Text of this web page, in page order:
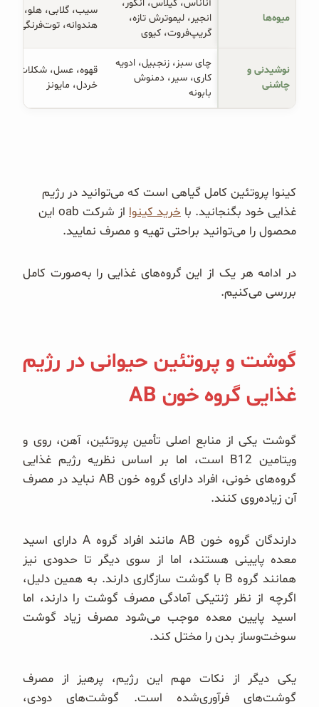
میوه‌ها
آناناس، گیلاس، انگور،
انجیر، لیموترش تازه،
گریپ‌فروت، کیوی
سیب، گلابی، هلو،
هندوانه، توت‌فرنگی،
چاشنی
چای سبز، زنجبیل، ادویه
کاری، سیر، دمنوش
بابونه
قهوه، عسل، شکلات،
خردل، مایونز
کینوا پروتئین کامل گیاهی است که می‌توانید در رژیم
غذایی خود بگنجانید. با خرید کینوا
از شرکت oab این
محصول را می‌توانید براحتی تهیه و مصرف نمایید.
در ادامه هر یک از این گروه‌های غذایی را به‌صورت کامل
بررسی می‌کنیم.
گوشت و پروتئین حیوانی در رژیم
غذایی گروه خون AB
گوشت یکی از منابع اصلی تأمین پروتئین، آهن، روی و
ویتامین B12 است، اما بر اساس نظریه رژیم غذایی
گروه‌های خونی، افراد دارای گروه خون AB نباید در مصرف
آن زیاده‌روی کنند.
دارندگان گروه خون AB مانند افراد گروه A دارای اسید
معده پایینی هستند، اما از سوی دیگر تا حدودی نیز
همانند گروه B با گوشت سازگاری دارند. به همین دلیل،
اگرچه از نظر ژنتیکی آمادگی مصرف گوشت را دارند، اما
اسید پایین معده موجب می‌شود مصرف زیاد گوشت
سوخت‌وساز بدن را مختل کند.
یکی دیگر از نکات مهم این رژیم، پرهیز از مصرف
گوشت‌های فرآوری‌شده است. گوشت‌های دودی،